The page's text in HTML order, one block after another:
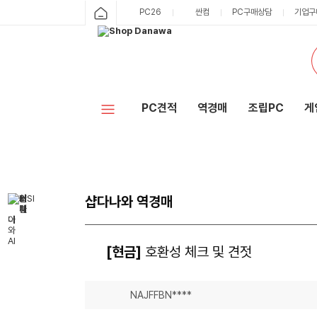
PC26 싼컴 PC구매상담 기업
PC견적 역경매 조립PC 게
샵다나와 역경매
[현금] 호환성 체크 및 견젓
NAJFFBN****